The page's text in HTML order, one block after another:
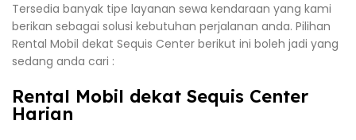
Tersedia banyak tipe layanan sewa kendaraan yang kami
berikan sebagai solusi kebutuhan perjalanan anda. Pilihan
Rental Mobil dekat Sequis Center berikut ini boleh jadi yang
sedang anda cari :
Rental Mobil dekat Sequis Center
Harian